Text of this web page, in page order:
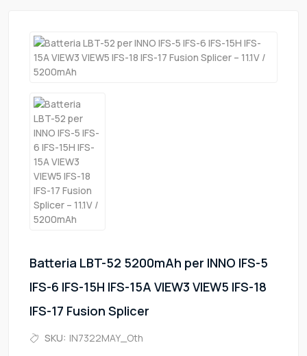
Batteria LBT-52 5200mAh per INNO IFS-5
IFS-6 IFS-15H IFS-15A VIEW3 VIEW5 IFS-18
IFS-17 Fusion Splicer
SKU: IN7322MAY_Oth